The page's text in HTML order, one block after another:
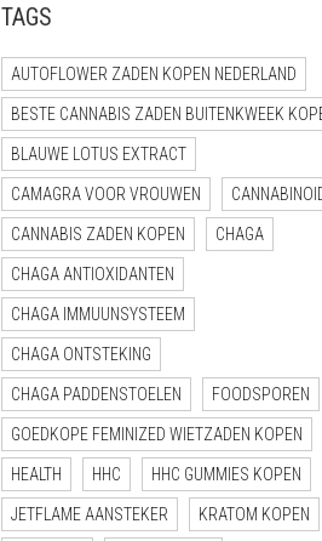
TAGS
AUTOFLOWER ZADEN KOPEN NEDERLAND
BESTE CANNABIS ZADEN BUITENKWEEK
BLAUWE LOTUS EXTRACT
CAMAGRA VOOR VROUWEN
CANNABIS ZADEN KOPEN CHAGA
CHAGA ANTIOXIDANTEN
CHAGA IMMUUNSYSTEEM
CHAGA ONTSTEKING
CHAGA PADDENSTOELEN FOODSPOREN
GOEDKOPE FEMINIZED WIETZADEN KOPEN
HEALTH HHC HHC GUMMIES KOPEN
JETFLAME AANSTEKER KRATOM KOPEN